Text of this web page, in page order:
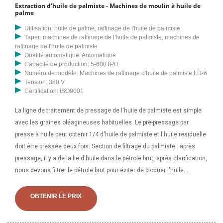
palmiste à petite échelle, la vidéo d'animation 3D de la machine de
téléphone, nous vous répondrons dès que possible une fois que nous
aurons reçu votre message. Les grains nettoyés sont acheminés
vers une machine d'extraction d'huile de palmiste, composée d'un
arbre principal et de vis sans fin, qui tourne dans un cylindre perforé
fixe appelé cage ou baril. À mesure que l'arbre principal tourne, il y a
une diminution de volume entraînant une pression dans la cage.
Extraction d'huile de palmiste - Machines de moulin à huile de
palme
Utilisation: huile de palme, raffinage de l'huile de palmiste
Taper: machines de raffinage de l'huile de palmiste, machines de
raffinage de l'huile de palmiste
Qualité automatique: Automatique
Capacité de production: 5-600TPD
Numéro de modèle: Machines de raffinage d'huile de palmiste LD-6
Tension: 380 V
Certification: ISO9001
La ligne de traitement de pressage de l'huile de palmiste est simple
avec les graines oléagineuses habituelles. Le pré-pressage par
presse à huile peut obtenir 1/4 d'huile de palmiste et l'huile résiduelle
doit être pressée deux fois. Section de filtrage du palmiste : après
pressage, il y a de la lie d'huile dans le pétrole brut, après clarification,
nous devons filtrer le pétrole brut pour éviter de bloquer l'huile.
palme. Nous avons trois types de machines de raffinage d'huile de
palme/palmiste qui peuvent être choisies : Machine de raffinage
OBTENIR LE PRIX